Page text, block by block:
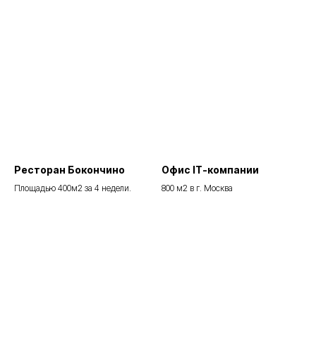
Ресторан Бокончино
Площадью 400м2 за 4 недели.
Офис IT-компании
800 м2 в г. Москва